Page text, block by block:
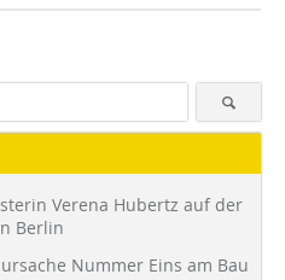
Verena Hubertz auf der
Berlin
Nummer Eins am Bau